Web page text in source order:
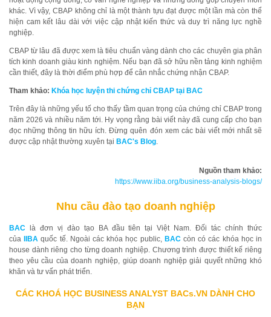
khác. Vì vậy, CBAP không chỉ là một thành tựu đạt được một lần mà còn thể
hiện cam kết lâu dài với việc cập nhật kiến thức và duy trì năng lực nghề
nghiệp.
CBAP từ lâu đã được xem là tiêu chuẩn vàng dành cho các chuyên gia phân
tích kinh doanh giàu kinh nghiệm. Nếu bạn đã sở hữu nền tảng kinh nghiệm
cần thiết, đây là thời điểm phù hợp để cân nhắc chứng nhận CBAP.
Tham khảo: Khóa học luyện thi chứng chỉ CBAP tại BAC
Trên đây là những yếu tố cho thấy tầm quan trọng của chứng chỉ CBAP trong
năm 2026 và nhiều năm tới. Hy vọng rằng bài viết này đã cung cấp cho bạn
đọc những thông tin hữu ích. Đừng quên đón xem các bài viết mới nhất sẽ
được cập nhật thường xuyên tại BAC's Blog.
Nguồn tham khảo:
https://www.iiba.org/business-analysis-blogs/
Nhu cầu đào tạo doanh nghiệp
BAC là đơn vị đào tạo BA đầu tiên tại Việt Nam. Đối tác chính thức
của
IIBA quốc tế. Ngoài các khóa học public, BACcòn có các khóa học in
house dành riêng cho từng doanh nghiệp. Chương trình được thiết kế riêng
theo yêu cầu của doanh nghiệp, giúp doanh nghiệp giải quyết những khó
khăn và tư vấn phát triển.
CÁC KHOÁ HỌC BUSINESS ANALYST BACs.VN DÀNH CHO
BẠN